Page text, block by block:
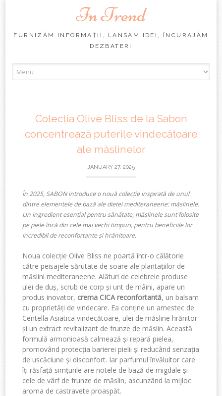
In Trend
FURNIZĂM INFORMAŢII, LANSĂM IDEI, ÎNCURAJĂM
DEZBATERI
to
Colecția Olive Bliss de la Sabon
concentrează puterile vindecătoare
ale măslinelor
JANUARY 27, 2025
În 2025, SABON introduce o nouă colecție inspirată de unul
dintre elementele de bază ale dietei mediteraneene: măslinele.
Un ingredient esențial pentru sănătate, măslinele sunt folosite
pe piele încă din cele mai vechi timpuri, pentru beneficiile lor
incredibil de reconfortante și hrănitoare.
Noua colecție Olive Bliss ne poartă într-o călătorie
către peisajele sărutate de soare ale plantațiilor de
măslini mediteraneene. Alături de celebrele produse
ulei de duș, scrub de corp și unt de mâini, apare un
produs inovator, crema CICA reconfortantă, un balsam
cu proprietăți de vindecare. Ea conține un amestec de
Centella Asiatica vindecătoare, ulei de măsline hrănitor
și un extract revitalizant de frunze de măslin.Această
formulă armonioasă calmează și repară pielea,
promovând protecția barierei pielii și reducând senzația
de uscăciune și disconfort. Iar parfumul învăluitor care
îți răsfață simțurile are notele de bază de migdale și
cele de vârf de frunze de măslin, ascunzând la mijloc
aroma de castravete proaspăt.